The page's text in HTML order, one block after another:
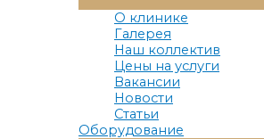
Меню
О клинике
Галерея
Наш коллектив
Цены на услуги
Вакансии
Новости
Статьи
Оборудование